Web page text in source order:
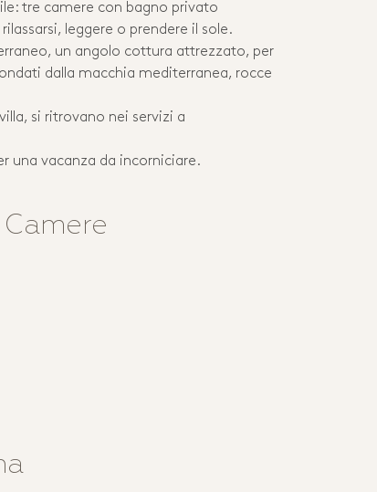
tre camere con bagno privato
leggere o prendere il sole.
un angolo cottura attrezzato, per
dalla macchia mediterranea, rocce
si ritrovano nei servizi a
una vacanza da incorniciare.